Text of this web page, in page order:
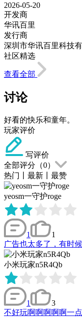
2026-05-20
开发商
华讯百里
发行商
深圳市华讯百里科技
社区精选
查看全部
讨论
好看的快乐和童年。
玩家评价
写评价
全部评分（0）
热门
最新 最赞
yeosm一守护roge
1
1
广告也太多了，有时
小米玩家n5R4Qb
1
3
不好玩啊啊啊啊啊一